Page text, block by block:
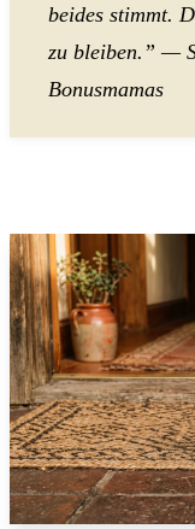
beides stimmt.
zu bleiben.” —
Bonusmamas